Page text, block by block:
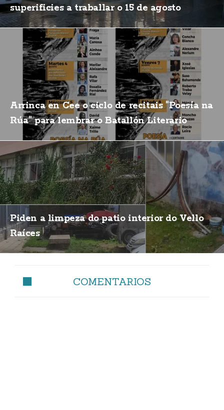
superificies a traballar o 15 de agosto
Arrinca en Cee o ciclo de recitais "Poesía na
Rúa" para lembrar o Batallón Literario
Piden a limpeza do patio interior do Vello
Raíces
COMENTARIOS